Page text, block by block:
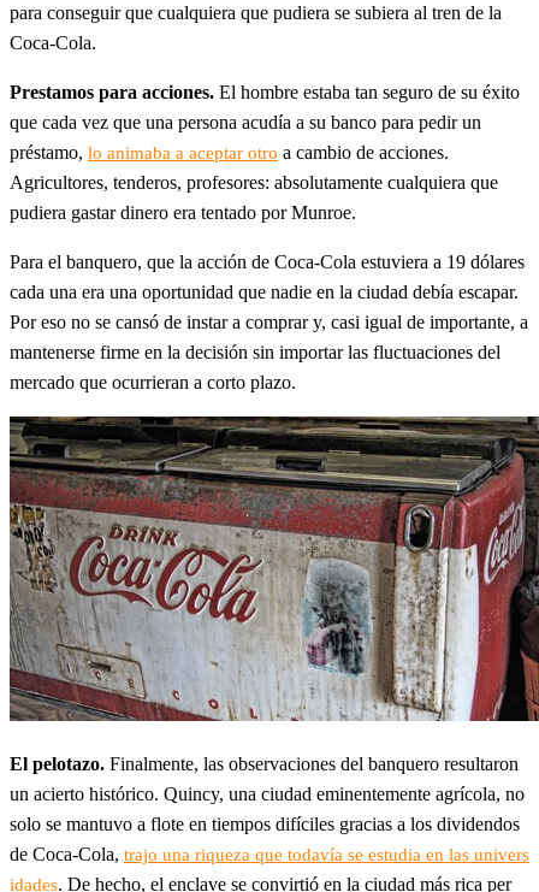
para conseguir que cualquiera que pudiera se subiera al tren de la
Coca-Cola.
Prestamos para acciones. El hombre estaba tan seguro de su éxito
que cada vez que una persona acudía a su banco para pedir un
préstamo, lo animaba a aceptar otro a cambio de acciones.
Agricultores, tenderos, profesores: absolutamente cualquiera que
pudiera gastar dinero era tentado por Munroe.
Para el banquero, que la acción de Coca-Cola estuviera a 19 dólares
cada una era una oportunidad que nadie en la ciudad debía escapar.
Por eso no se cansó de instar a comprar y, casi igual de importante, a
mantenerse firme en la decisión sin importar las fluctuaciones del
mercado que ocurrieran a corto plazo.
El pelotazo. Finalmente, las observaciones del banquero resultaron
un acierto histórico. Quincy, una ciudad eminentemente agrícola, no
solo se mantuvo a flote en tiempos difíciles gracias a los dividendos
de Coca-Cola, trajo una riqueza que todavía se estudia en las univers
idades. De hecho, el enclave se convirtió en la ciudad más rica per